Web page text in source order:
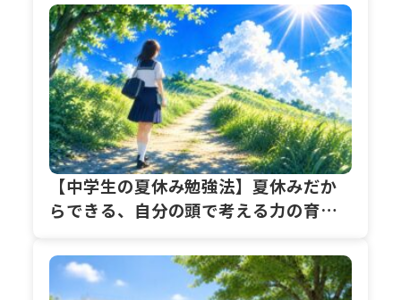
【中学生の夏休み勉強法】夏休みだか
らできる、自分の頭で考える力の育て